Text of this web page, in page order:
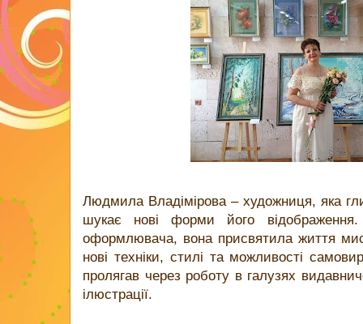
Людмила Владімірова – художниця, яка
шукає нові форми його
оформлювача, вона присвятила життя
нові техніки, стилі та можливості
пролягав через роботу в галузях
ілюстрації.